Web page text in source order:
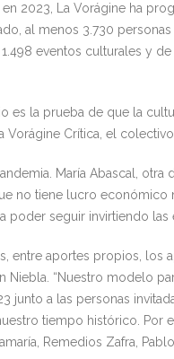
en 2023, La Vorágine ha
al menos 3.730
eventos culturales y
la prueba de que la
Vorágine Crítica, el
María Abascal,
no tiene lucro
seguir invirtiendo
aportes propios, los
“Nuestro modelo
a las personas
tiempo histórico. Por
Remedios Zafra,